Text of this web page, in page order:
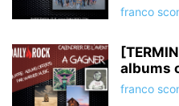
franco
albums
franco